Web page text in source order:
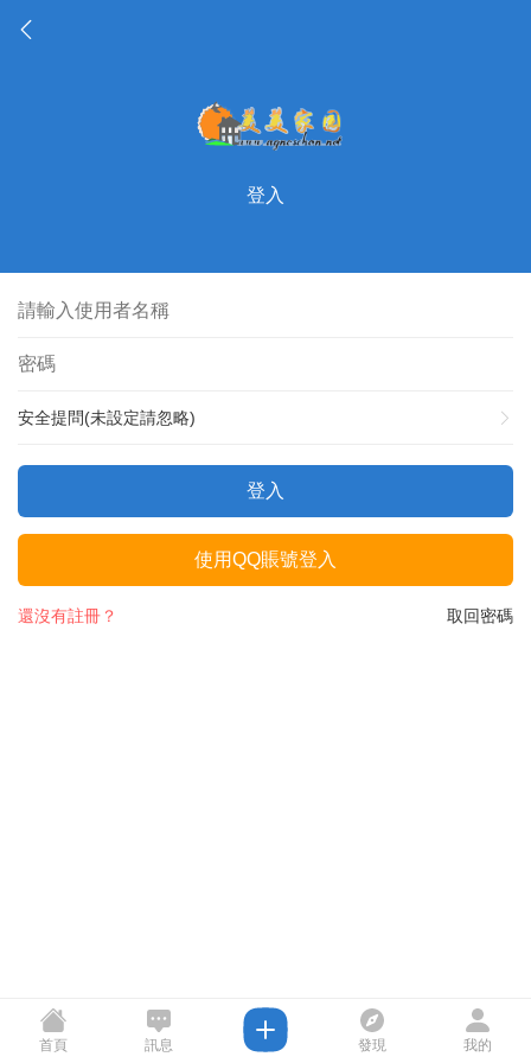
登入
安全提問(未設定請忽略)
登入
使用QQ賬號登入
取回密碼
還沒有註冊？
首頁 訊息 發現 我的